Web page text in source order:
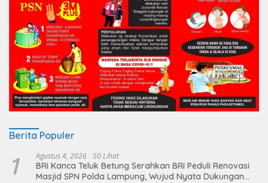
Berita Populer
1 Agustus 4, 2026 50 Lihat
BRI Kanca Teluk Betung Serahkan BRI Peduli Renovasi
Masjid SPN Polda Lampung, Wujud Nyata Dukungan